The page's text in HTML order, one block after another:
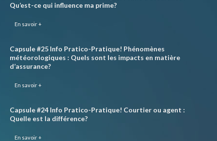
Qu’est-ce qui influence ma prime?
En savoir +
Capsule #25 Info Pratico-Pratique! Phénomènes
météorologiques : Quels sont les impacts en matière
d’assurance?
En savoir +
Capsule #24 Info Pratico-Pratique! Courtier ou agent :
Quelle est la différence?
En savoir +